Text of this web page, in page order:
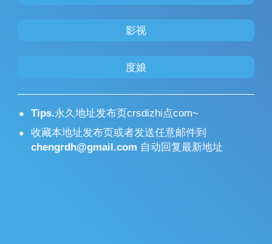
影视
度娘
Tips.永久地址发布页crsdizhi点com~
收藏本地址发布页或者发送任意邮件到
chengrdh@gmail.com 自动回复最新地址